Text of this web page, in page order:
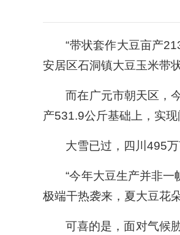
“带状套作大豆亩产
安居区石洞镇大豆玉米带
而在广元市朝天区，
产531.9公斤基础上，实
大雪已过，四川495
“今年大豆生产并非
极端干热袭来，夏大豆花
可喜的是，面对气候